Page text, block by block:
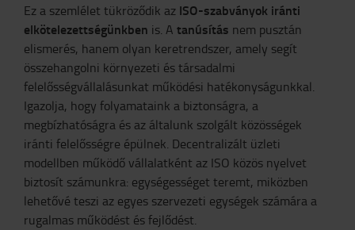
Ez a szemlélet tükröződik az ISO-szabványok iránti
elkötelezettségünkben is. A tanúsítás nem pusztán
elismerés, hanem olyan keretrendszer, amely segít
összehangolni környezeti és társadalmi
felelősségvállalásunkat működési hatékonyságunkkal.
Igazolja, hogy folyamataink a biztonságra, a
megbízhatóságra és az általunk szolgált közösségek
iránti felelősségre épülnek. Decentralizált üzleti
modellben működő vállalatként az ISO közös nyelvet
biztosít számunkra: egységességet teremt, miközben
lehetővé teszi az egyes szervezeti egységek számára a
rugalmas működést és fejlődést.